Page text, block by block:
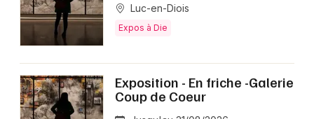
Luc-en-Diois
Expos à Die
Exposition - En friche -Galerie
Coup de Coeur